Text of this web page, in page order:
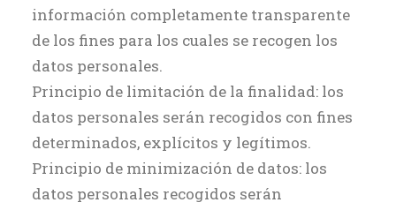
información completamente transparente
de los fines para los cuales se recogen los
datos personales.
Principio de limitación de la finalidad: los
datos personales serán recogidos con fines
determinados, explícitos y legítimos.
Principio de minimización de datos: los
datos personales recogidos serán